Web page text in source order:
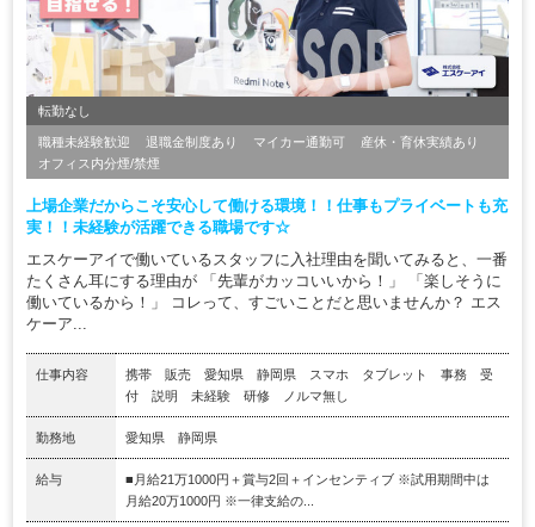
転勤なし
職種未経験歓迎 退職金制度あり マイカー通勤可
産休・育休実績あり
オフィス内分煙/禁煙
上場企業だからこそ安心して働ける環境！！仕事もプライベートも充
実！！未経験が活躍できる職場です☆
エスケーアイで働いているスタッフに入社理由を聞いてみると、一番
たくさん耳にする理由が 「先輩がカッコいいから！」 「楽しそうに
働いているから！」 コレって、すごいことだと思いませんか？ エス
ケーア...
仕事内容
携帯 販売 愛知県 静岡県 スマホ タブレット 事務 受
付 説明 未経験 研修 ノルマ無し
勤務地 愛知県 静岡県
給与
■月給21万1000円＋賞与2回＋インセンティブ ※試用期間中は
月給20万1000円 ※一律支給の...